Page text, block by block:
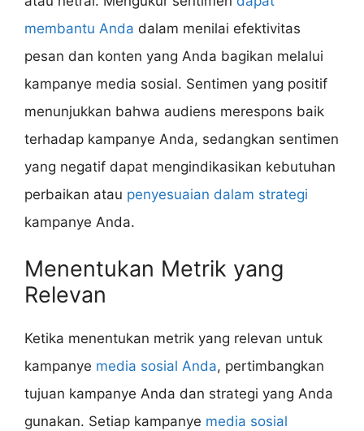
membantu Anda dalam menilai efektivitas
pesan dan konten yang Anda bagikan melalui
kampanye media sosial. Sentimen yang positif
menunjukkan bahwa audiens merespons baik
terhadap kampanye Anda, sedangkan sentimen
yang negatif dapat mengindikasikan kebutuhan
perbaikan atau penyesuaian dalam strategi
kampanye Anda.
Menentukan Metrik yang
Relevan
Ketika menentukan metrik yang relevan untuk
kampanye media sosial Anda, pertimbangkan
tujuan kampanye Anda dan strategi yang Anda
gunakan. Setiap kampanye media sosial